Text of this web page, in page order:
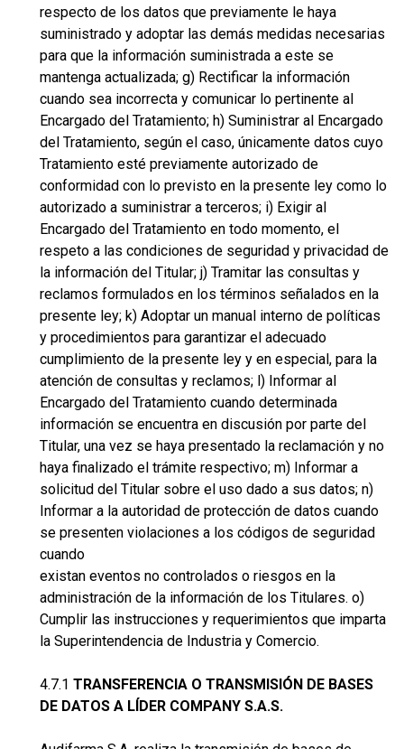
respecto de los datos que previamente le haya
suministrado y adoptar las demás medidas necesarias
para que la información suministrada a este se
mantenga actualizada; g) Rectificar la información
cuando sea incorrecta y comunicar lo pertinente al
Encargado del Tratamiento; h) Suministrar al Encargado
del Tratamiento, según el caso, únicamente datos cuyo
Tratamiento esté previamente autorizado de
conformidad con lo previsto en la presente ley como lo
autorizado a suministrar a terceros; i) Exigir al
Encargado del Tratamiento en todo momento, el
respeto a las condiciones de seguridad y privacidad de
la información del Titular; j) Tramitar las consultas y
reclamos formulados en los términos señalados en la
presente ley; k) Adoptar un manual interno de políticas
y procedimientos para garantizar el adecuado
cumplimiento de la presente ley y en especial, para la
atención de consultas y reclamos; l) Informar al
Encargado del Tratamiento cuando determinada
información se encuentra en discusión por parte del
Titular, una vez se haya presentado la reclamación y no
haya finalizado el trámite respectivo; m) Informar a
solicitud del Titular sobre el uso dado a sus datos; n)
Informar a la autoridad de protección de datos cuando
se presenten violaciones a los códigos de seguridad
cuando
existan eventos no controlados o riesgos en la
administración de la información de los Titulares. o)
Cumplir las instrucciones y requerimientos que imparta
la Superintendencia de Industria y Comercio.
4.7.1 TRANSFERENCIA O TRANSMISIÓN DE BASES
DE DATOS A LÍDER COMPANY S.A.S.